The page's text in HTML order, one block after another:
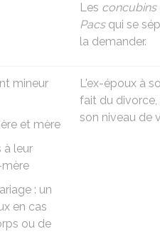
Les concubins
Pacsqui se
la demander.
mineur
et mère
à leur
: un
en cas
ou de
L'ex-époux à
fait du divorce,
son niveau de